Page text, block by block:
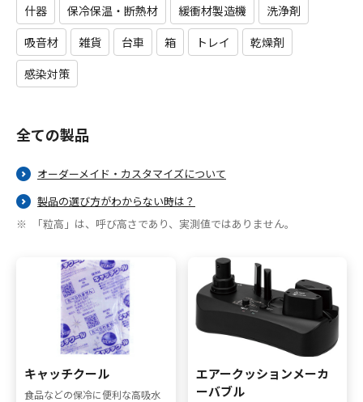
什器
保冷保温・断熱材 緩衝材製造機
洗浄剤
吸音材
雑貨 台車 箱 トレイ
乾燥剤
感染対策
全ての製品
オーダーメイド・カスタマイズについて
製品の選び方がわからない時は？
「粒高」は、呼び高さであり、実測値ではありません。
キャッチクール
食品などの保冷に便利な高吸水
エアークッションメーカ
ーバブル